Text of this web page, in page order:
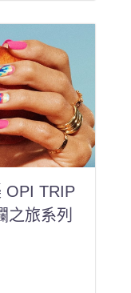
OPI TRIP
之旅系列